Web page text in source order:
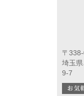
〒
埼玉
9-7